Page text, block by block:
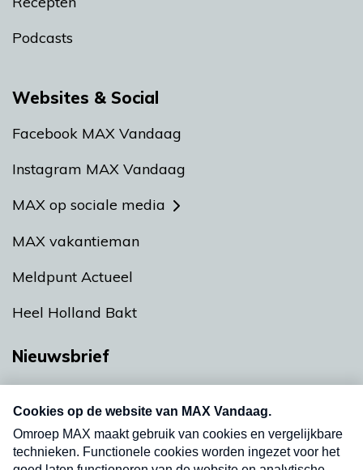
Podcasts
Websites & Social
Facebook MAX Vandaag
Instagram MAX Vandaag
MAX op sociale media
MAX vakantieman
Meldpunt Actueel
Heel Holland Bakt
Nieuwsbrief
nieuwsbrief. Elke vrijdag- en dinsdagochtend in
uw mailbox.